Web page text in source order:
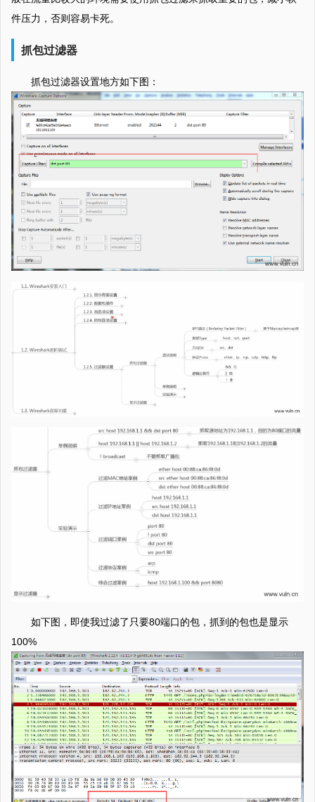
件压力，否则容易卡死。
抓包过滤器
抓包过滤器设置地方如下图：
如下图，即使我过滤了只要80端口的包，抓到的包也是显示
100%